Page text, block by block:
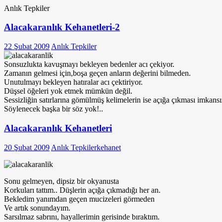
Anlık Tepkiler
Alacakaranlık Kehanetleri-2
22 Şubat 2009 Anlık Tepkiler
Sonsuzlukta kavuşmayı bekleyen bedenler acı çekiyor.
Zamanın gelmesi için,boşa geçen anların değerini bilmeden.
Unutulmayı bekleyen hatıralar acı çektiriyor.
Düşsel öğeleri yok etmek mümkün değil.
Sessizliğin satırlarına gömülmüş kelimelerin ise açığa çıkması
Söylenecek başka bir söz yok!..
Alacakaranlık Kehanetleri
20 Şubat 2009 Anlık Tepkilerkehanet
Sonu gelmeyen, dipsiz bir okyanusta
Korkuları tattım.. Düşlerin açığa çıkmadığı her an.
Bekledim yanımdan geçen mucizeleri görmeden
Ve artık sonundayım.
Sarsılmaz sabrını, hayallerimin gerisinde bıraktım.